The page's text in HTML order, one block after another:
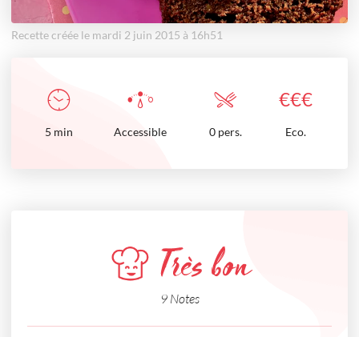
Recette créée le mardi 2 juin 2015 à 16h51
€€€
5 min Accessible 0 pers. Eco.
Très bon
9 Notes